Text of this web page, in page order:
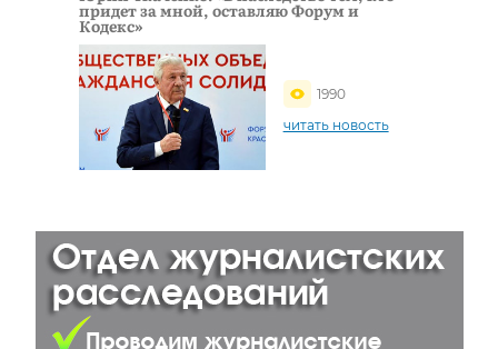
придет за мной, оставляю Форум и
Кодекс»
1990
читать новость